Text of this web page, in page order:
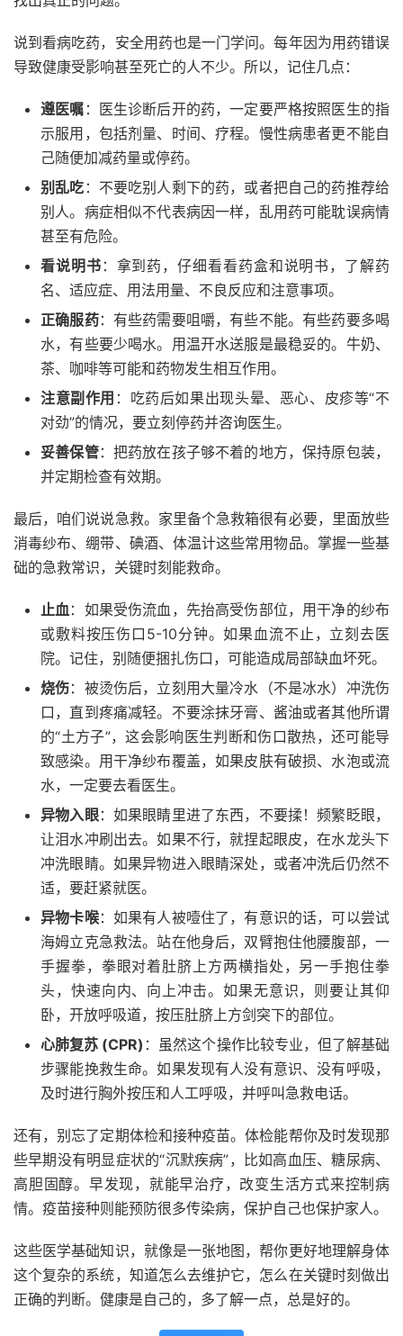
说到看病吃药，安全用药也是一门学问。每年因为用药错误
导致健康受影响甚至死亡的人不少。所以，记住几点：
遵医嘱 ：医生诊断后开的药，一定要严格按照医生的指
示服用，包括剂量、时间、疗程。慢性病患者更不能自
己随便加减药量或停药。
别乱吃 ：不要吃别人剩下的药，或者把自己的药推荐给
别人。病症相似不代表病因一样，乱用药可能耽误病情
甚至有危险。
看说明书 ：拿到药，仔细看看药盒和说明书，了解药
名、适应症、用法用量、不良反应和注意事项。
正确服药：有些药需要咀嚼，有些不能。有些药要多喝
水，有些要少喝水。用温开水送服是最稳妥的。牛奶、
茶、咖啡等可能和药物发生相互作用。
注意副作用 ：吃药后如果出现头晕、恶心、皮疹等“不
对劲”的情况，要立刻停药并咨询医生。
妥善保管：把药放在孩子够不着的地方，保持原包装，
并定期检查有效期。
最后，咱们说说急救。家里备个急救箱很有必要，里面放些
消毒纱布、绷带、碘酒、体温计这些常用物品。掌握一些基
础的急救常识，关键时刻能救命。
止血：如果受伤流血，先抬高受伤部位，用干净的纱布
或敷料按压伤口5-10分钟。如果血流不止，立刻去医
院。记住，别随便捆扎伤口，可能造成局部缺血坏死。
烧伤：被烫伤后，立刻用大量冷水（不是冰水）冲洗伤
口，直到疼痛减轻。不要涂抹牙膏、酱油或者其他所谓
的“土方子”，这会影响医生判断和伤口散热，还可能导
致感染。用干净纱布覆盖，如果皮肤有破损、水泡或流
水，一定要去看医生。
异物入眼：如果眼睛里进了东西，不要揉！频繁眨眼，
让泪水冲刷出去。如果不行，就捏起眼皮，在水龙头下
冲洗眼睛。如果异物进入眼睛深处，或者冲洗后仍然不
适，要赶紧就医。
异物卡喉：如果有人被噎住了，有意识的话，可以尝试
海姆立克急救法。站在他身后，双臂抱住他腰腹部，一
手握拳，拳眼对着肚脐上方两横指处，另一手抱住拳
头，快速向内、向上冲击。如果无意识，则要让其仰
卧，开放呼吸道，按压肚脐上方剑突下的部位。
心肺复苏 (CPR) ：虽然这个操作比较专业，但了解基础
步骤能挽救生命。如果发现有人没有意识、没有呼吸，
及时进行胸外按压和人工呼吸，并呼叫急救电话。
还有，别忘了定期体检和接种疫苗。体检能帮你及时发现那
些早期没有明显症状的“沉默疾病”，比如高血压、糖尿病、
高胆固醇。早发现，就能早治疗，改变生活方式来控制病
情。疫苗接种则能预防很多传染病，保护自己也保护家人。
这些医学基础知识，就像是一张地图，帮你更好地理解身体
这个复杂的系统，知道怎么去维护它，怎么在关键时刻做出
正确的判断。健康是自己的，多了解一点，总是好的。